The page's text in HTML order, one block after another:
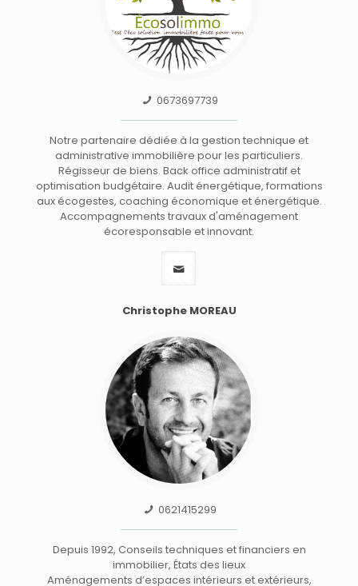
0673697739
Notre partenaire dédiée à la gestion technique et
administrative immobilière pour les particuliers.
Régisseur de biens. Back office administratif et
optimisation budgétaire. Audit énergétique, formations
aux écogestes, coaching économique et énergétique.
Accompagnements travaux d'aménagement
écoresponsable et innovant.
Christophe MOREAU
0621415299
Depuis 1992, Conseils techniques et financiers en
immobilier, États des lieux
Aménagements d’espaces intérieurs et extérieurs,